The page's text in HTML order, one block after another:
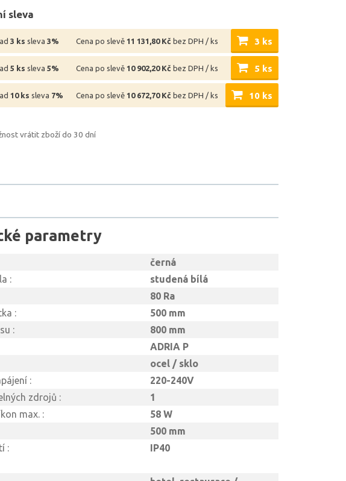
sleva
3 ks sleva 3% Cena po slevě 11 131,80 Kč bez DPH / ks 3 ks
5 ks sleva 5% Cena po slevě 10 902,20 Kč bez DPH / ks 5 ks
10 ks sleva 7% Cena po slevě 10 672,70 Kč bez DPH / ks 10 ks
vrátit zboží do 30 dní
parametry
černá
:
studená bílá
80 Ra
:
500 mm
:
800 mm
ADRIA P
ocel / sklo
:
220-240V
zdrojů :
1
max. :
58 W
500 mm
:
IP40